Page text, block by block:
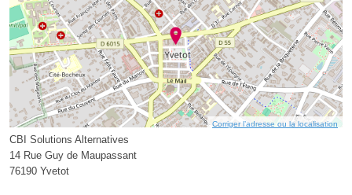
Corriger l’adresse ou la localisation
CBI Solutions Alternatives
14 Rue Guy de Maupassant
76190 Yvetot